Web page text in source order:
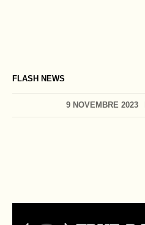
FLASH NEWS
9 NOVEMBRE 2023